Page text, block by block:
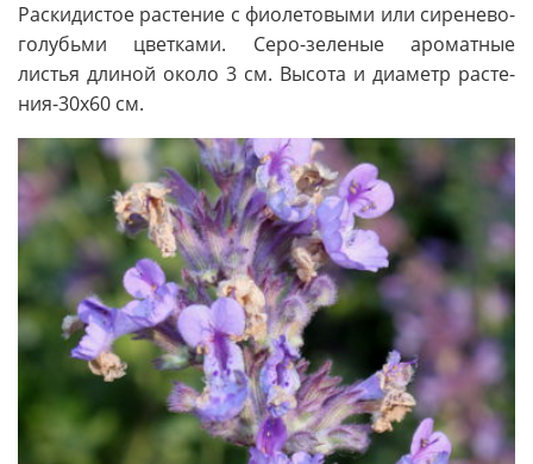
Раскидистое растение с фиолетовыми или сиренево-
голубьми цветками. Серо-зеленые ароматные
листья дли­ной около 3 см. Высота и диаметр расте­
ния-30х60 см.